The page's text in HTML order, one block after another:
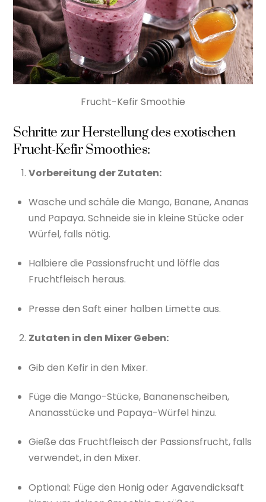
Frucht-Kefir Smoothie
Schritte zur Herstellung des exotischen
Frucht-Kefir Smoothies:
Vorbereitung der Zutaten:
Wasche und schäle die Mango, Banane, Ananas
und Papaya. Schneide sie in kleine Stücke oder
Würfel, falls nötig.
Halbiere die Passionsfrucht und löffle das
Fruchtfleisch heraus.
Presse den Saft einer halben Limette aus.
Zutaten in den Mixer Geben:
Gib den Kefir in den Mixer.
Füge die Mango-Stücke, Bananenscheiben,
Ananasstücke und Papaya-Würfel hinzu.
Gieße das Fruchtfleisch der Passionsfrucht, falls
verwendet, in den Mixer.
Optional: Füge den Honig oder Agavendicksaft